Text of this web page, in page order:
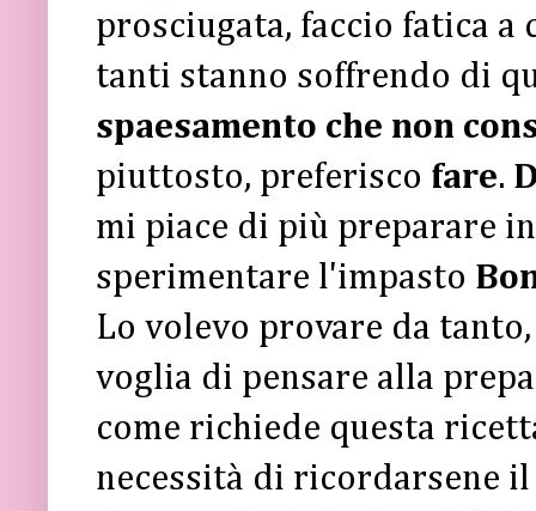
prosciugata, faccio fatica
tanti stanno soffrendo di
spaesamento che non
piuttosto, preferisco fare.
mi piace di più preparare
sperimentare l'impasto
Lo volevo provare da
voglia di pensare alla
come richiede questa
necessità di ricordarsene